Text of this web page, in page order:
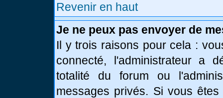
Revenir en haut
Je ne peux pas envoyer de
Il y trois raisons pour cela :
connecté, l'administrateur a
totalité du forum ou
messages privés. Si vous